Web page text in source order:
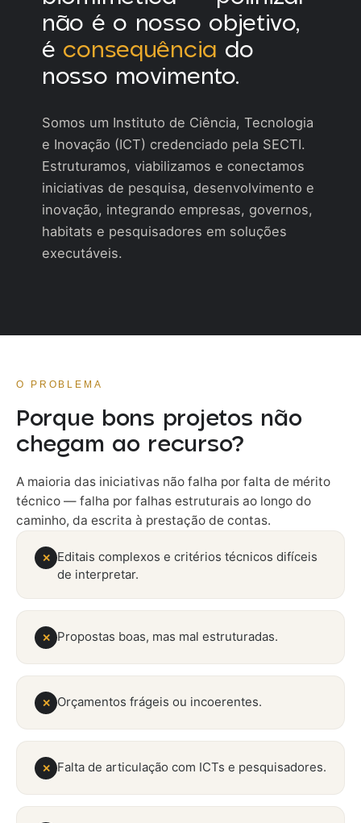
não é o nosso objetivo,
é consequência do
nosso movimento.
Somos um Instituto de Ciência, Tecnologia
e Inovação (ICT) credenciado pela SECTI.
Estruturamos, viabilizamos e conectamos
iniciativas de pesquisa, desenvolvimento e
inovação, integrando empresas, governos,
habitats e pesquisadores em soluções
executáveis.
O PROBLEMA
Porque bons projetos não
chegam ao recurso?
A maioria das iniciativas não falha por falta de mérito
técnico — falha por falhas estruturais ao longo do
caminho, da escrita à prestação de contas.
✕
Editais complexos e critérios técnicos difíceis
de interpretar.
✕ Propostas boas, mas mal estruturadas.
✕ Orçamentos frágeis ou incoerentes.
✕ Falta de articulação com ICTs e pesquisadores.